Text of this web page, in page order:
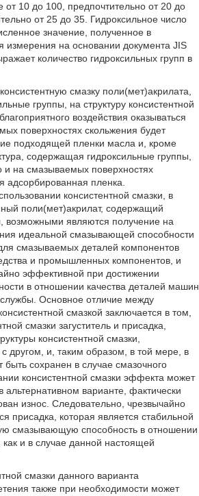
от 10 до 100, предпочтительно от 20 до
от 25 до 35. Гидроксильное число
значение, полученное в
измерения на основании документа JIS
количество гидроксильных групп в
смазку поли(мет)акрилата,
группы, на структуру консистентной
воздействия оказываться
поверхностях скольжения будет
подходящей пленки масла и, кроме
содержащая гидроксильные группы,
и на смазываемых поверхностях
адсорбированная пленка.
консистентной смазки, в
поли(мет)акрилат, содержащий
возможными являются получение на
идеальной смазывающей способности
смазываемых деталей компонентов
и промышленных компонентов, и
эффективной при достижении
в отношении качества деталей машин
Основное отличие между
смазкой заключается в том,
смазки загуститель и присадка,
консистентной смазки,
с другом, и, таким образом, в той мере, в
сохранен в случае смазочного
консистентной смазки эффекта может
варианте, фактически
износ. Следовательно, чрезвычайно
присадка, которая является стабильной
смазывающую способность в отношении
как и в случае данной настоящей
смазки данного варианта
также при необходимости может